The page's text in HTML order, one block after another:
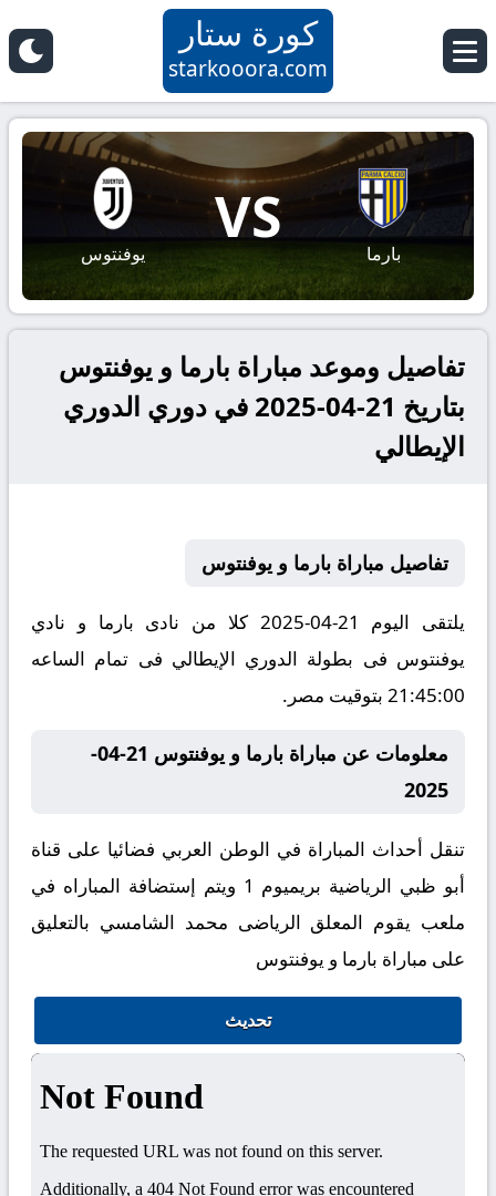
كورة ستار
starkooora.com
بارما
VS
يوفنتوس
تفاصيل وموعد مباراة بارما و يوفنتوس
بتاريخ 21-04-2025 في دوري الدوري
الإيطالي
تفاصيل مباراة بارما و يوفنتوس
يلتقى اليوم 21-04-2025 كلا من نادى بارما و نادي
يوفنتوس فى بطولة الدوري الإيطالي فى تمام الساعه
21:45:00 بتوقيت مصر.
معلومات عن مباراة بارما و يوفنتوس 21-04-
2025
تنقل أحداث المباراة في الوطن العربي فضائيا على قناة
أبو ظبي الرياضية بريميوم 1 ويتم إستضافة المباراه في
ملعب يقوم المعلق الرياضى محمد الشامسي بالتعليق
على مباراة بارما و يوفنتوس
تحديث